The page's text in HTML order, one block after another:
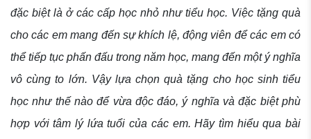
đặc biệt là ở các cấp học nhỏ như tiểu học. Việc tặng quà
cho các em mang đến sự khích lệ, động viên để các em có
thể tiếp tục phấn đấu trong năm học, mang đến một ý nghĩa
vô cùng to lớn. Vậy lựa chọn quà tặng cho học sinh tiểu
học như thế nào để vừa độc đáo, ý nghĩa và đặc biệt phù
hợp với tâm lý lứa tuổi của các em. Hãy tìm hiểu qua bài